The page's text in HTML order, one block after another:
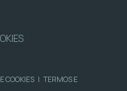
COOKIES | TERMOS E